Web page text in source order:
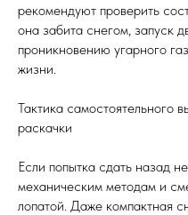
рекомендуют проверить
она забита снегом, запуск
проникновению угарного
жизни.
Тактика самостоятельного
раскачки
Если попытка сдать назад
механическим методам и
лопатой. Даже компактная